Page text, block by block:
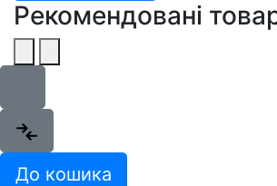
Рекомендовані
До кошика